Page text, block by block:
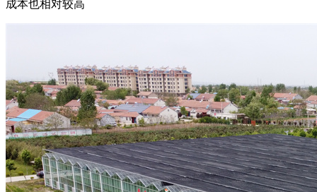
成本也相对较高